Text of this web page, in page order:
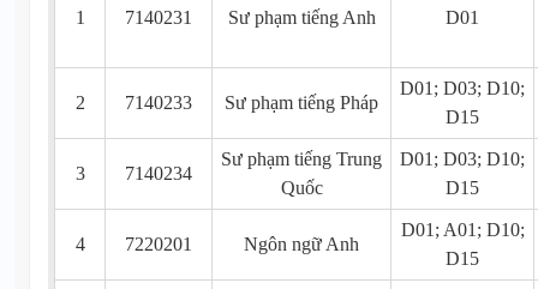
1 7140231 Sư phạm tiếng Anh D01
2 7140233 Sư phạm tiếng Pháp
D01; D03; D10;
D15
3 7140234
Sư phạm tiếng Trung
Quốc
D01; D03; D10;
D15
4 7220201 Ngôn ngữ Anh
D01; A01; D10;
D15